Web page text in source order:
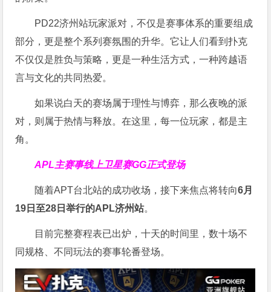
PD22济州站玩家派对，不仅是赛事体系的重要组成
部分，更是整个系列赛氛围的升华。它让人们看到扑克
不仅仅是胜负与策略，更是一种生活方式，一种跨越语
言与文化的共同热爱。
如果说白天的赛场属于理性与博弈，那么夜晚的派
对，则属于热情与释放。在这里，每一位玩家，都是主
角。
APL主赛事线上卫星赛GG正式登场
随着APT台北站的成功收场，接下来焦点将转向6月
19 日至28 日举行的APL济州站。
目前完整赛程表已出炉，十天的时间里，数十场不
同规格、不同玩法的赛事轮番登场。